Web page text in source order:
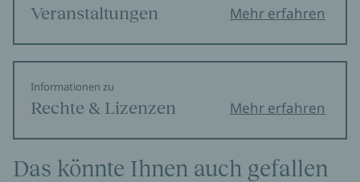
Veranstaltungen Mehr erfahren
Informationen zu
Rechte & Lizenzen Mehr erfahren
Das könnte Ihnen auch gefallen